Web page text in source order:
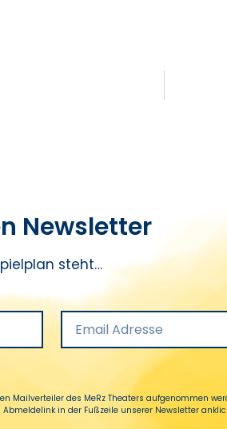
Newsletter
steht…
des MeRz Theaters aufgenommen
in der Fußzeile unserer Newsletter